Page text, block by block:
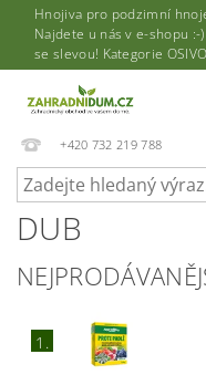
Hnojiva pro podzimní
Najdete u nás v e-shopu
se slevou! Kategorie OSIVO
+420 732 219 788
DUB
1.